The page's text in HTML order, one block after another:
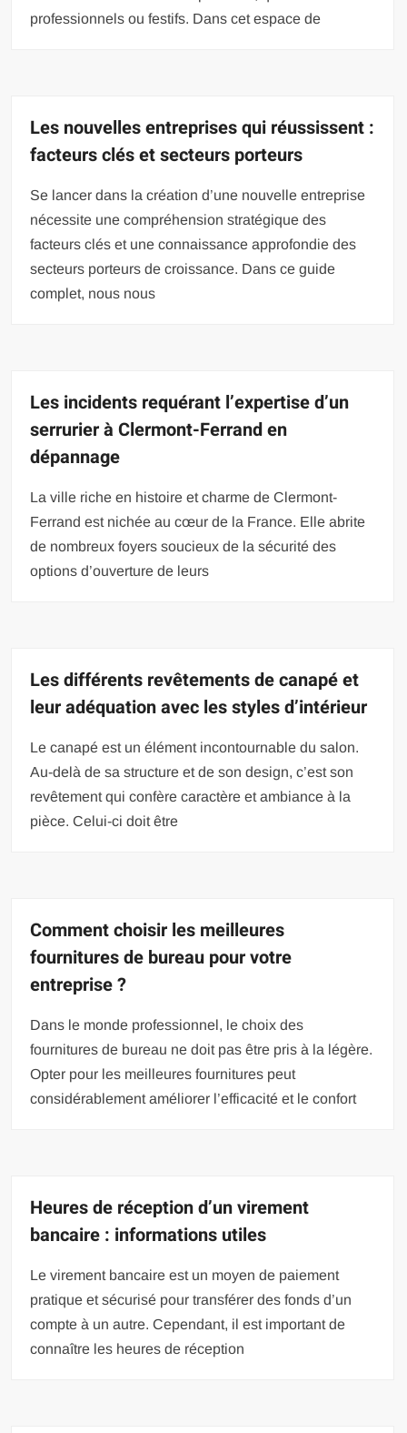
professionnels ou festifs. Dans cet espace de
Les nouvelles entreprises qui réussissent :
facteurs clés et secteurs porteurs
Se lancer dans la création d’une nouvelle entreprise
nécessite une compréhension stratégique des
facteurs clés et une connaissance approfondie des
secteurs porteurs de croissance. Dans ce guide
complet, nous nous
Les incidents requérant l’expertise d’un
serrurier à Clermont-Ferrand en
dépannage
La ville riche en histoire et charme de Clermont-
Ferrand est nichée au cœur de la France. Elle abrite
de nombreux foyers soucieux de la sécurité des
options d’ouverture de leurs
Les différents revêtements de canapé et
leur adéquation avec les styles d’intérieur
Le canapé est un élément incontournable du salon.
Au-delà de sa structure et de son design, c’est son
revêtement qui confère caractère et ambiance à la
pièce. Celui-ci doit être
Comment choisir les meilleures
fournitures de bureau pour votre
entreprise ?
Dans le monde professionnel, le choix des
fournitures de bureau ne doit pas être pris à la légère.
Opter pour les meilleures fournitures peut
considérablement améliorer l’efficacité et le confort
Heures de réception d’un virement
bancaire : informations utiles
Le virement bancaire est un moyen de paiement
pratique et sécurisé pour transférer des fonds d’un
compte à un autre. Cependant, il est important de
connaître les heures de réception